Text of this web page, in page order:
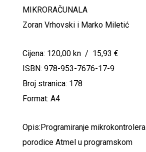
MIKRORAČUNALA
Zoran Vrhovski i Marko Miletić
Cijena: 120,00 kn / 15,93 €
ISBN: 978-953-7676-17-9
Broj stranica: 178
Format: A4
Opis:Programiranje mikrokontrolera
porodice Atmel u programskom